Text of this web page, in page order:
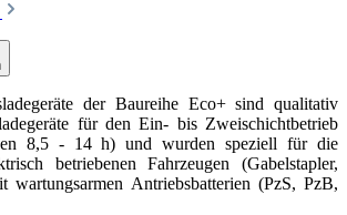
der Baureihe Eco+ sind qualitativ
für den Ein- bis Zweischichtbetrieb
8,5 - 14 h) und wurden speziell für die
betriebenen Fahrzeugen (Gabelstapler,
wartungsarmen Antriebsbatterien (PzS, PzB,